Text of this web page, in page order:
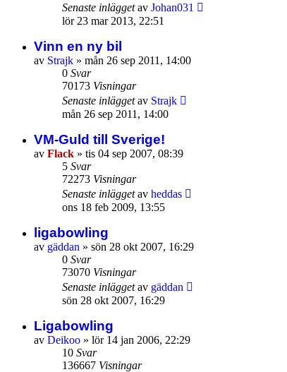
Senaste inläggetav Johan031
lör 23 mar 2013, 22:51
Vinn en ny bil
av Strajk » mån 26 sep 2011, 14:00
0 Svar
70173 Visningar
Senaste inläggetav Strajk
mån 26 sep 2011, 14:00
VM-Guld till Sverige!
av Flack » tis 04 sep 2007, 08:39
5 Svar
72273 Visningar
Senaste inläggetav heddas
ons 18 feb 2009, 13:55
ligabowling
av gäddan » sön 28 okt 2007, 16:29
0 Svar
73070 Visningar
Senaste inläggetav gäddan
sön 28 okt 2007, 16:29
Ligabowling
av Deikoo » lör 14 jan 2006, 22:29
10 Svar
136667 Visningar